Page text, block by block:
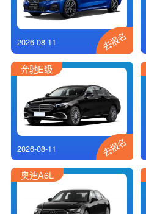
2026-08-11 去报名
奔驰E级
2026-08-11 去报名
奥迪A6L